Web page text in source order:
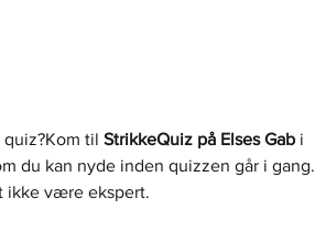
til StrikkeQuiz på Elses Gab i
du kan nyde inden quizzen går i gang.
ikke være ekspert.